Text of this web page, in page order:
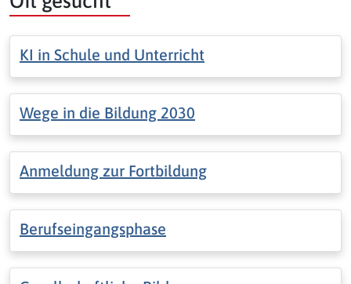
KI in Schule und Unterricht
Wege in die Bildung 2030
Anmeldung zur Fortbildung
Berufseingangsphase